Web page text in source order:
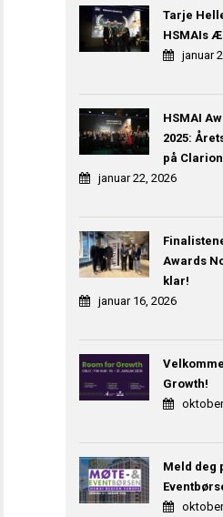
Tarje
HSMAIs
januar
HSMAI
2025:
på
januar 22, 2026
Awards
klar!
januar 16, 2026
Growth!
Meld deg